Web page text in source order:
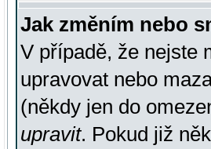
Jak změním nebo
V případě, že nejste
upravovat nebo
(někdy jen do
upravit. Pokud již